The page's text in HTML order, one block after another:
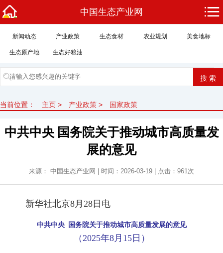
中国生态产业网
新闻动态 产业政策 生态食材 农业规划 美食地标
生态原产地 生态好粮油
当前位置： 主页 > 产业政策 > 国家政策
中共中央 国务院关于推动城市高质量发
展的意见
来源： 中国生态产业网 | 时间：2026-03-19 | 点击： 961次
新华社北京8月28日电
中共中央 国务院关于推动城市高质量发展的意见
（2025年8月15日）